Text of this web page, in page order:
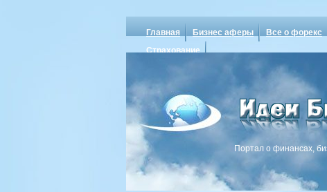
Главная Бизнес аферы Все о форекс
Страхование
Портал о финансах,